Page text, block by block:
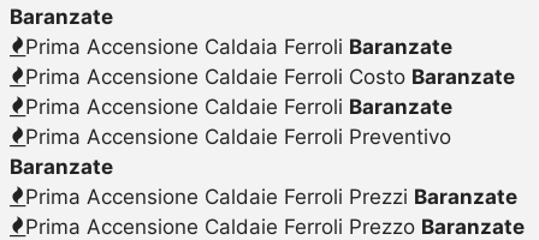
Baranzate
Prima Accensione Caldaia Ferroli Baranzate
Prima Accensione Caldaie Ferroli Costo Baranzate
Prima Accensione Caldaie Ferroli Baranzate
Prima Accensione Caldaie Ferroli Preventivo
Baranzate
Prima Accensione Caldaie Ferroli Prezzi Baranzate
Prima Accensione Caldaie Ferroli Prezzo Baranzate